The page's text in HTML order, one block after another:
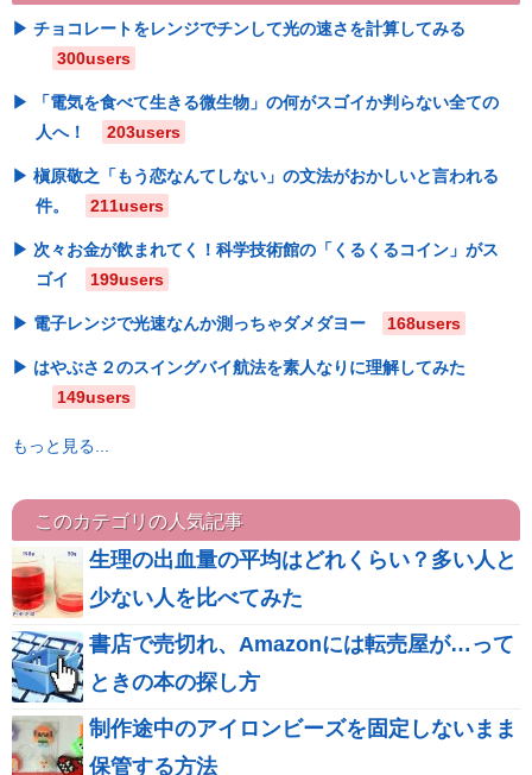
チョコレートをレンジでチンして光の速さを計算してみる
300users
「電気を食べて生きる微生物」の何がスゴイか判らない全ての
人へ！
203users
槇原敬之「もう恋なんてしない」の文法がおかしいと言われる
件。
211users
次々お金が飲まれてく！科学技術館の「くるくるコイン」がス
ゴイ
199users
電子レンジで光速なんか測っちゃダメダヨー 168users
はやぶさ２のスイングバイ航法を素人なりに理解してみた
149users
もっと見る...
このカテゴリの人気記事
生理の出血量の平均はどれくらい？多い人と
少ない人を比べてみた
書店で売切れ、Amazonには転売屋が…って
ときの本の探し方
制作途中のアイロンビーズを固定しないまま
保管する方法